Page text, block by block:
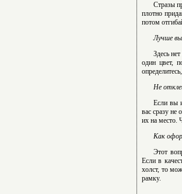
Стразы
плотно
потом
Лучше
Здесь
один цвет,
Не
Если вы
вас сразу не
их на место.
Как
Этот
Если в
холст, то
рамку.